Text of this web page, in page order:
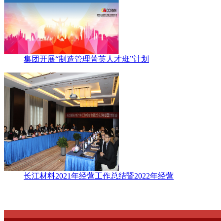
集团开展“制造管理菁英人才班”计划
长江材料2021年经营工作总结暨2022年经营